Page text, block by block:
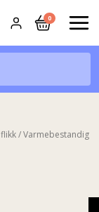
0
/Varmebestandig